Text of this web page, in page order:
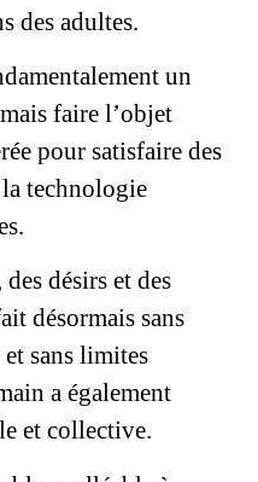
des adultes.
un
faire l’objet
pour satisfaire des
la technologie
désirs et des
désormais sans
sans limites
a également
et collective.